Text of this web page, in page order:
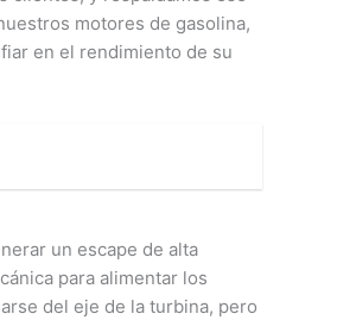
motores de gasolina,
en el rendimiento de su
un escape de alta
para alimentar los
del eje de la turbina, pero